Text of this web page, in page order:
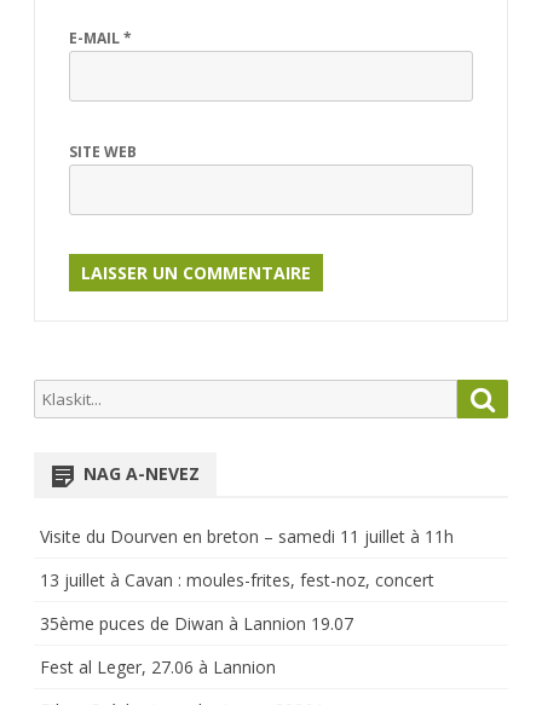
E-MAIL*
SITE WEB
Search
for:
NAG A-NEVEZ
Visite du Dourven en breton – samedi 11 juillet à 11h
13 juillet à Cavan : moules-frites, fest-noz, concert
35ème puces de Diwan à Lannion 19.07
Fest al Leger, 27.06 à Lannion